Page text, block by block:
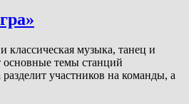
классическая музыка, танец и
основные темы станций
участников на команды, а